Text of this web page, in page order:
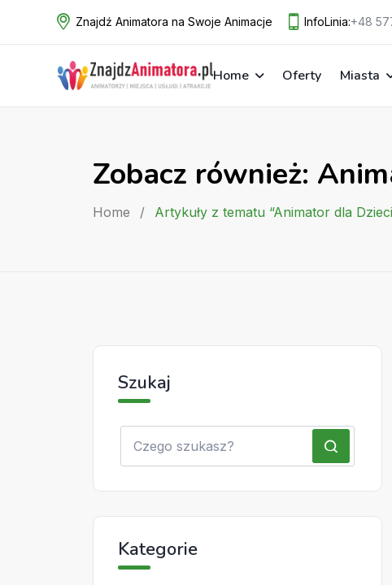
Znajdź Animatora na Swoje Animacje InfoLinia:+48
Home Oferty Miasta
Zobacz również:
Home / Artykuły z tematu “Animator dla
Szukaj
Kategorie